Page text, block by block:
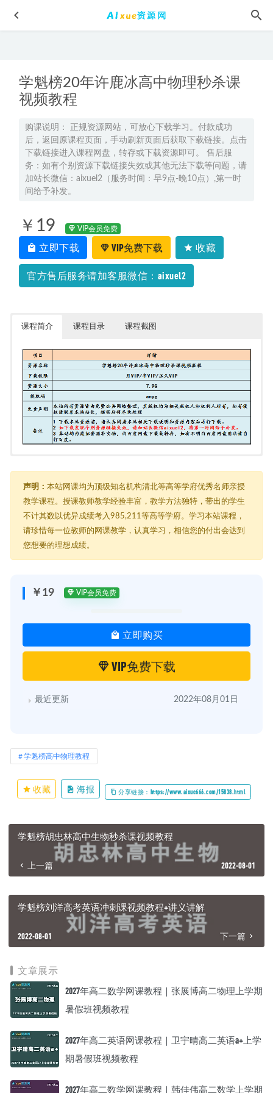
学魁榜20年许鹿冰高中物理秒杀课
视频教程
购课说明： 正规资源网站，可放心下载学习。付款成功
后，返回原课程页面，手动刷新页面后获取下载链接。点击
下载链接进入课程网盘，转存或下载资源即可。 售后服
务：如有个别资源下载链接失效或其他无法下载等问题，请
加站长微信：aixuel2（服务时间：早9点-晚10点）,第一时
间给予补发。
￥19 VIP会员免费
立即下载 VIP免费下载 收藏
官方售后服务请加客服微信：aixuel2
课程简介 课程目录 课程截图
┃ ┣━━06、【35节课】2020物理最新秒杀课 [3.9G]
┃ ┃ ┗━━2020物理最新秒杀课 [3.9G]
┃ ┃ ┣━━02.程序法夺分宝典.mp4 [134.8M]
┃ ┃ ┣━━03.突破物理临界问题.mp4 [93.8M]
┃ ┃ ┣━━04.图像问题必杀模板.mp4 [123.4M]
┃ ┃ ┣━━05.拆分突破：速度类实验.mp4 [193.3M]
┃ ┃ ┣━━09.一维追及相遇：速度小追速度大.mp4 [151.4M]
┃ ┃ ┣━━10.受力分析：双圆分解模型.mp4 [120.1M]
┃ ┃ ┣━━12.受力分析：弹簧突变模型.mp4 [117.2M]
┃ ┃ ┣━━13.力的动态分析：正弦定理模型.mp4 [71.9M]
┃ ┃ ┣━━14.力与运动：等时圆模型.mp4 [137.7M]
┃ ┃ ┣━━15.力与运动：动力学解题模板.mp4 [132.3M]
┃ ┃ ┣━━16.力与运动：滑块木板模型.mp4 [159.9M]
┃ ┃ ┣━━17.曲线运动：杆绳速度分解模型.mp4 [140.4M]
┃ ┃ ┣━━19.曲线运动：圆周传动模板.mp4 [98.8M]
┃ ┃ ┣━━23.天体运动：卫星参数拆分比较模板.mp4 [60.6M]
┃ ┃ ┣━━24.动能定理解题模板.mp4 [122.7M]
┃ ┃ ┣━━26.动量定理分析模板.mp4 [88.4M]
┃ ┃ ┣━━27.模型：碰撞模型.mp4 [114.3M]
┃ ┃ ┣━━30.模型：流体冲击力模型.mp4 [79.6M]
┃ ┃ ┣━━31.电学：三点电荷平衡模型.mp4 [61.5M]
┃ ┃ ┣━━32.带电粒子之膨胀圆模型.mp4 [89.5M]
┃ ┃ ┣━━33.带电粒子之旋转圆模型.mp4 [119.2M]
┃ ┃ ┣━━34.电路分析模板.mp4 [110.9M]
┃ ┣━━2.程序法夺分宝典.mp4 [134.8M]
┃ ┣━━3.突破物理临界问题.mp4 [93.8M]
┃ ┣━━4.图像问题必杀模板.mp4 [123.4M]
┃ ┣━━5.拆分突破：速度类实验.mp4 [193.3M]
┃ ┣━━7.拆分突破：电学实验.mp4 [147M]
┃ ┣━━8.先加速后减速模型.mp4 [202M]
┃ ┣━━9.一维追及相遇：速度小追速度大.mp4 [151.4M]
┃ ┣━━10.受力分析：双圆分解模型.mp4 [120.1M]
┃ ┣━━11.受力分析：死活杆绳模型.mp4 [73.4M]
┃ ┣━━13.力的动态分析：正弦定理模型.mp4 [71.9M]
┃ ┣━━14.力与运动：等时圆模型.mp4 [137.7M]
┃ ┣━━15.力与运动：动力学解题模板.mp4 [132.3M]
┃ ┣━━17.曲线运动：杆绳速度分解模型.mp4 [140.4M]
声明： 本站网课均为顶级知名机构清北等高等学府优秀名师亲授
教学课程。授课教师教学经验丰富，教学方法独特，带出的学生
不计其数以优异成绩考入985,211等高等学府。学习本站课程，
请珍惜每一位教师的网课教学，认真学习，相信您的付出会达到
您想要的理想成绩。
￥19 VIP会员免费
立即购买
VIP免费下载
最近更新 2022年08月01日
学魁榜高中物理教程
收藏 海报 分享链接：https://www.aixue666.com/15838.html
学魁榜胡忠林高中生物秒杀课视频教程
上一篇 2022-08-01
学魁榜刘洋高考英语冲刺课视频教程+讲义讲解
2022-08-01 下一篇
文章展示
2027年高二数学网课教程｜张展博高二物理上学期
暑假班视频教程
2027年高二英语网课教程｜卫宇晴高二英语a+上学
期暑假班视频教程
2027年高二数学网课教程｜韩佳伟高二数学上学期
2022年高考政治孙安高中政治教学视频，7.32G百度网盘资源
打包下载 2021-09-14
23年高中化学网课教程2023李伟高二化学a视频教程+讲义
（秋季班） 2023-01-02
2022-11-15
有道2026年冷士强高三化学一轮复习秋季班网课 2025-09-19
2024高考语文数学英语教材解读与拓展教辅资源